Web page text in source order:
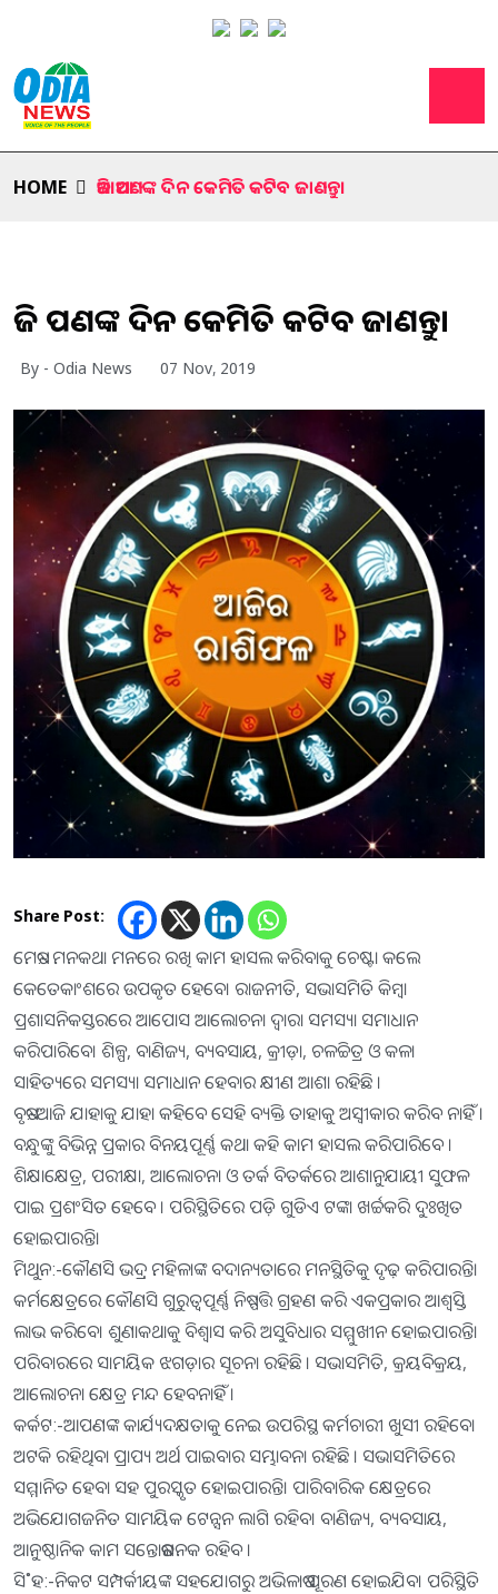
HOME ଆଜି ଆପଣଙ୍କ ଦିନ କେମିତି କଟିବ ଜାଣନ୍ତୁ।
ଆଜି ଆପଣଙ୍କ ଦିନ କେମିତି କଟିବ ଜାଣନ୍ତୁ।
By - Odia News 07 Nov, 2019
Share Post:
ମେଷ:- ମନକଥା ମନରେ ରଖି କାମ ହାସଲ କରିବାକୁ ଚେଷ୍ଟା କଲେ
କେତେକାଂଶରେ ଉପକୃତ ହେବେ। ରାଜନୀତି, ସଭାସମିତି କିମ୍ବା
ପ୍ରଶାସନିକସ୍ତରରେ ଆପୋସ ଆଲୋଚନା ଦ୍ୱାରା ସମସ୍ୟା ସମାଧାନ
କରିପାରିବେ। ଶିଳ୍ପ, ବାଣିଜ୍ୟ, ବ୍ୟବସାୟ, କ୍ରୀଡ଼ା, ଚଳଚ୍ଚିତ୍ର ଓ କଳା
ସାହିତ୍ୟରେ ସମସ୍ୟା ସମାଧାନ ହେବାର କ୍ଷୀଣ ଆଶା ରହିଛି ।
ବୃଷ:-ଆଜି ଯାହାକୁ ଯାହା କହିବେ ସେହି ବ୍ୟକ୍ତି ତାହାକୁ ଅସ୍ବୀକାର କରିବ ନାହିଁ ।
ବନ୍ଧୁଙ୍କୁ ବିଭିନ୍ନ ପ୍ରକାର ବିନୟପୂର୍ଣ୍ଣ କଥା କହି କାମ ହାସଲ କରିପାରିବେ ।
ଶିକ୍ଷାକ୍ଷେତ୍ର, ପରୀକ୍ଷା, ଆଲୋଚନା ଓ ତର୍କ ବିତର୍କରେ ଆଶାନୁଯାୟୀ ସୁଫଳ
ପାଇ ପ୍ରଶଂସିତ ହେବେ । ପରିସ୍ଥିତିରେ ପଡ଼ି ଗୁଡିଏ ଟଙ୍କା ଖର୍ଚ୍ଚକରି ଦୁଃଖିତ
ହୋଇପାରନ୍ତି।
ମିଥୁନ:-କୌଣସି ଭଦ୍ର ମହିଳାଙ୍କ ବଦାନ୍ୟତାରେ ମନସ୍ଥିତିକୁ ଦୃଢ଼ କରିପାରନ୍ତି।
କର୍ମକ୍ଷେତ୍ରରେ କୌଣସି ଗୁରୁତ୍ୱପୂର୍ଣ୍ଣ ନିଷ୍ପତ୍ତି ଗ୍ରହଣ କରି ଏକପ୍ରକାର ଆଶ୍ୱସ୍ତି
ଲାଭ କରିବେ। ଶୁଣାକଥାକୁ ବିଶ୍ୱାସ କରି ଅସୁବିଧାର ସମ୍ମୁଖୀନ ହୋଇପାରନ୍ତି।
ପରିବାରରେ ସାମୟିକ ଝଗଡ଼ାର ସୂଚନା ରହିଛି । ସଭାସମିତି, କ୍ରୟବିକ୍ରୟ,
ଆଲୋଚନା କ୍ଷେତ୍ର ମନ୍ଦ ହେବନାହିଁ ।
କର୍କଟ:-ଆପଣଙ୍କ କାର୍ଯ୍ୟଦକ୍ଷତାକୁ ନେଇ ଉପରିସ୍ଥ କର୍ମଚାରୀ ଖୁସୀ ରହିବେ।
ଅଟକି ରହିଥିବା ପ୍ରାପ୍ୟ ଅର୍ଥ ପାଇବାର ସମ୍ଭାବନା ରହିଛି । ସଭାସମିତିରେ
ସମ୍ମାନିତ ହେବା ସହ ପୁରସ୍କୃତ ହୋଇପାରନ୍ତି। ପାରିବାରିକ କ୍ଷେତ୍ରରେ
ଅଭିଯୋଗଜନିତ ସାମୟିକ ଟେନ୍ସନ ଲାଗି ରହିବ। ବାଣିଜ୍ୟ, ବ୍ୟବସାୟ,
ଆନୁଷ୍ଠାନିକ କାମ ସନ୍ତୋଷଜନକ ରହିବ ।
ସି˚ହ:-ନିକଟ ସମ୍ପର୍କୀୟଙ୍କ ସହଯୋଗରୁ ଅଭିଳାଷ ପୂରଣ ହୋଇଯିବ। ପରିସ୍ଥିତି